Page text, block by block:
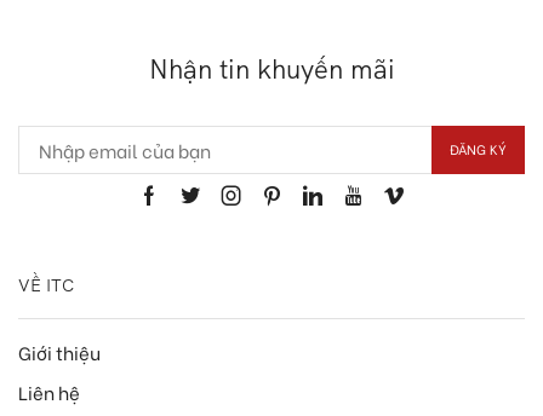
Nhận tin khuyến mãi
VỀ ITC
Giới thiệu
Liên hệ